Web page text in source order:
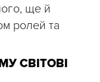
ще й
ролей та
СВІТОВІ